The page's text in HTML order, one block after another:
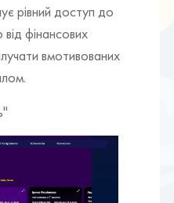
рівний доступ до
від фінансових
вмотивованих